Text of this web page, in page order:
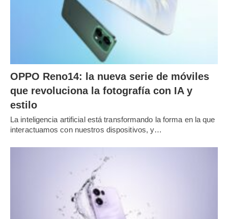
OPPO Reno14: la nueva serie de móviles
que revoluciona la fotografía con IA y
estilo
La inteligencia artificial está transformando la forma en la que
interactuamos con nuestros dispositivos, y…